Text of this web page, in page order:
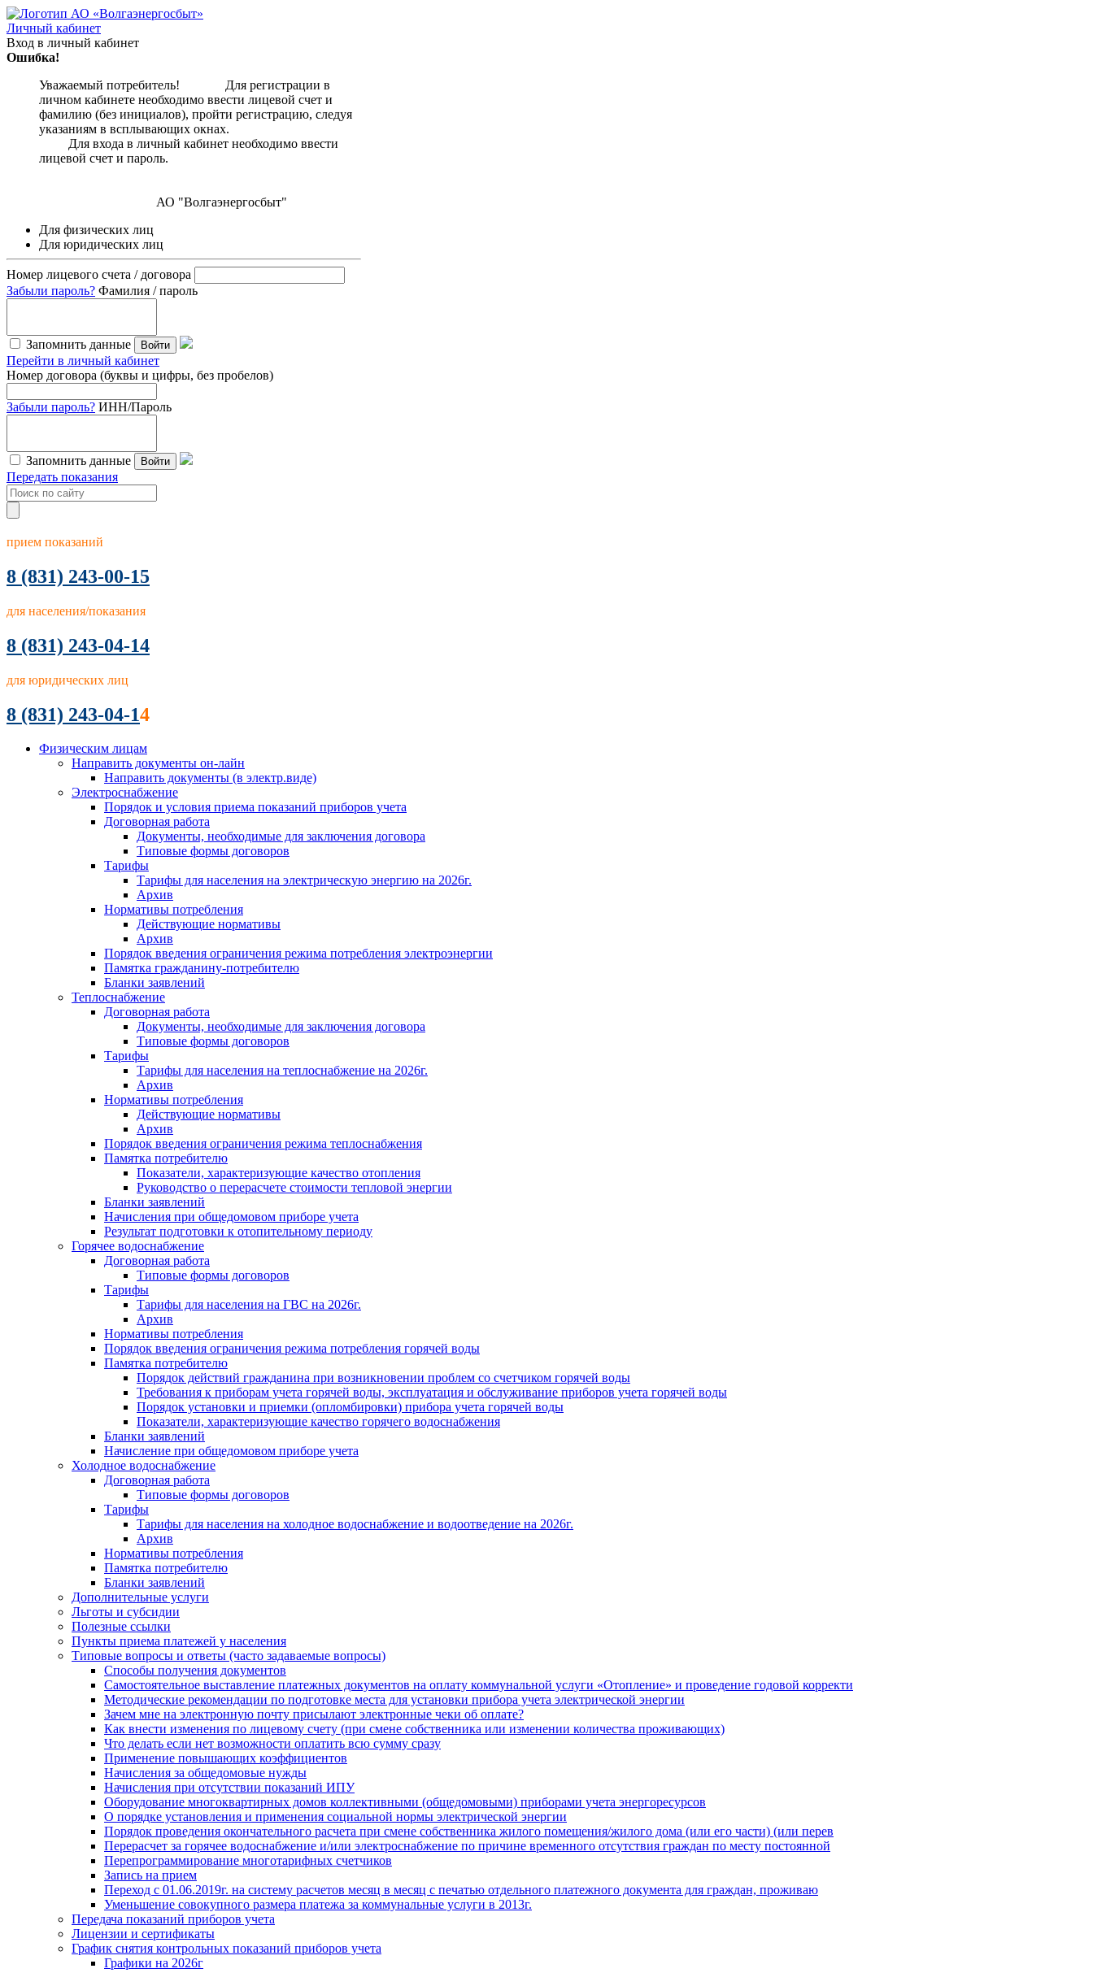
Личный кабинет
Вход в личный кабинет
Ошибка!
Уважаемый потребитель! Для регистрации в
личном кабинете необходимо ввести лицевой счет и
фамилию (без инициалов), пройти регистрацию, следуя
указаниям в всплывающих окнах.
Для входа в личный кабинет необходимо ввести
лицевой счет и пароль.
АО "Волгаэнергосбыт"
Для физических лиц
Для юридических лиц
Номер лицевого счета / договора
Забыли пароль? Фамилия / пароль
Запомнить данные Войти
Перейти в личный кабинет
Номер договора (буквы и цифры, без пробелов)
Забыли пароль? ИНН/Пароль
Запомнить данные Войти
Передать показания
прием показаний
8 (831) 243-00-15
для населения/показания
8 (831) 243-04-14
для юридических лиц
8 (831) 243-04-14
Физическим лицам
Направить документы он-лайн
Направить документы (в электр.виде)
Электроснабжение
Порядок и условия приема показаний приборов учета
Договорная работа
Документы, необходимые для заключения договора
Типовые формы договоров
Тарифы
Тарифы для населения на электрическую энергию на 2026г.
Архив
Нормативы потребления
Действующие нормативы
Архив
Порядок введения ограничения режима потребления электроэнергии
Памятка гражданину-потребителю
Бланки заявлений
Теплоснабжение
Договорная работа
Документы, необходимые для заключения договора
Типовые формы договоров
Тарифы
Тарифы для населения на теплоснабжение на 2026г.
Архив
Нормативы потребления
Действующие нормативы
Архив
Порядок введения ограничения режима теплоснабжения
Памятка потребителю
Показатели, характеризующие качество отопления
Руководство о перерасчете стоимости тепловой энергии
Бланки заявлений
Начисления при общедомовом приборе учета
Результат подготовки к отопительному периоду
Горячее водоснабжение
Договорная работа
Типовые формы договоров
Тарифы
Тарифы для населения на ГВС на 2026г.
Архив
Нормативы потребления
Порядок введения ограничения режима потребления горячей воды
Памятка потребителю
Порядок действий гражданина при возникновении проблем со счетчиком горячей воды
Требования к приборам учета горячей воды, эксплуатация и обслуживание приборов учета горячей воды
Порядок установки и приемки (опломбировки) прибора учета горячей воды
Показатели, характеризующие качество горячего водоснабжения
Бланки заявлений
Начисление при общедомовом приборе учета
Холодное водоснабжение
Договорная работа
Типовые формы договоров
Тарифы
Тарифы для населения на холодное водоснабжение и водоотведение на 2026г.
Архив
Нормативы потребления
Памятка потребителю
Бланки заявлений
Дополнительные услуги
Льготы и субсидии
Полезные ссылки
Пункты приема платежей у населения
Типовые вопросы и ответы (часто задаваемые вопросы)
Способы получения документов
Самостоятельное выставление платежных документов на оплату коммунальной услуги «Отопление» и проведение годовой корректи
Методические рекомендации по подготовке места для установки прибора учета электрической энергии
Зачем мне на электронную почту присылают электронные чеки об оплате?
Как внести изменения по лицевому счету (при смене собственника или изменении количества проживающих)
Что делать если нет возможности оплатить всю сумму сразу
Применение повышающих коэффициентов
Начисления за общедомовые нужды
Начисления при отсутствии показаний ИПУ
Оборудование многоквартирных домов коллективными (общедомовыми) приборами учета энергоресурсов
О порядке установления и применения социальной нормы электрической энергии
Порядок проведения окончательного расчета при смене собственника жилого помещения/жилого дома (или его части) (или перев
Перерасчет за горячее водоснабжение и/или электроснабжение по причине временного отсутствия граждан по месту постоянной
Перепрограммирование многотарифных счетчиков
Запись на прием
Переход с 01.06.2019г. на систему расчетов месяц в месяц с печатью отдельного платежного документа для граждан, проживаю
Уменьшение совокупного размера платежа за коммунальные услуги в 2013г.
Передача показаний приборов учета
Лицензии и сертификаты
График снятия контрольных показаний приборов учета
Графики на 2026г